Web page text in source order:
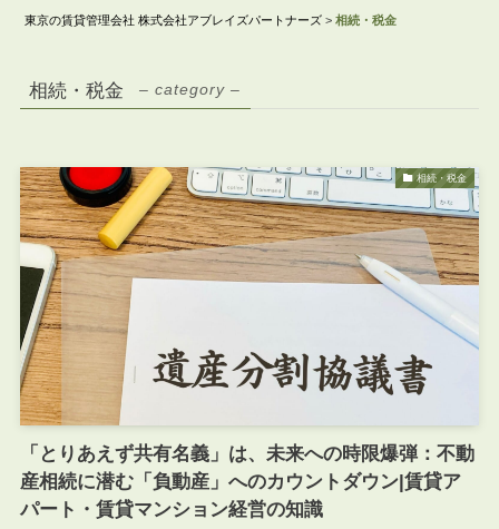
東京の賃貸管理会社 株式会社アブレイズパートナーズ >相続・税金
相続・税金 – category –
相続・税金
「とりあえず共有名義」は、未来への時限爆弾：不動
産相続に潜む「負動産」へのカウントダウン|賃貸ア
パート・賃貸マンション経営の知識